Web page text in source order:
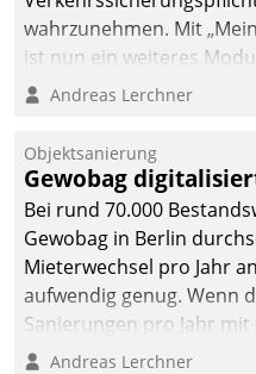
wahrzunehmen. Mit
ist nun ein weiteres
Einsatz.
Andreas Lerchner
Objektsanierung
Gewobag
Bei rund 70.000
Gewobag in Berlin
Mieterwechsel pro Jahr
aufwendig genug. Wenn
Sanierungen pro Jahr
Betreuungs- und
Andreas Lerchner